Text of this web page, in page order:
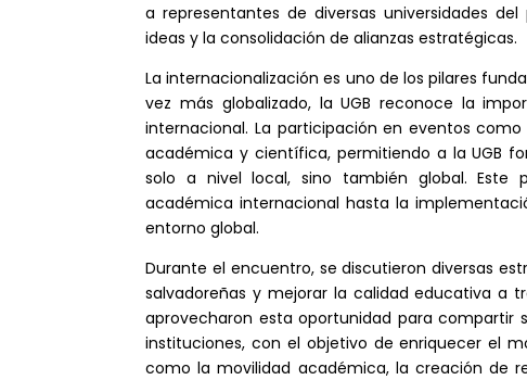
a representantes de diversas universidades
ideas y la consolidación de alianzas estratégicas.
La internacionalización es uno de los pilares
vez más globalizado, la UGB reconoce la
internacional. La participación en eventos
académica y científica, permitiendo a la UGB
solo a nivel local, sino también global. Este
académica internacional hasta la
entorno global.
Durante el encuentro, se discutieron diversas
salvadoreñas y mejorar la calidad educativa a
aprovecharon esta oportunidad para compartir
instituciones, con el objetivo de enriquecer el
como la movilidad académica, la creación de